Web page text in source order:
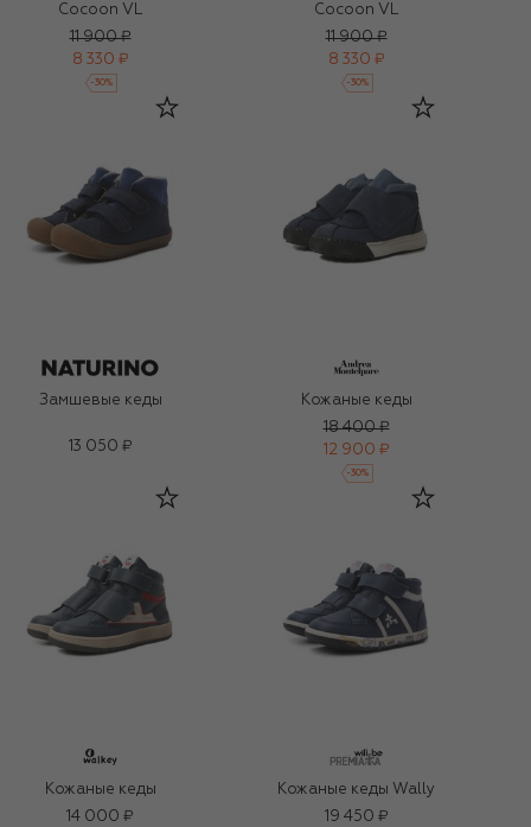
Cocoon VL
11 900 ₽
8 330 ₽
-30%
Cocoon VL
11 900 ₽
8 330 ₽
-30%
Замшевые кеды
13 050 ₽
Кожаные кеды
18 400 ₽
12 900 ₽
-30%
Кожаные кеды
14 000 ₽
Кожаные кеды Wally
19 450 ₽